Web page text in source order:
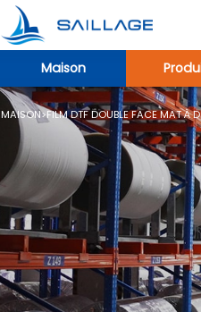
Maison
MAISON>FILM DTF DOUBLE FACE MAT À